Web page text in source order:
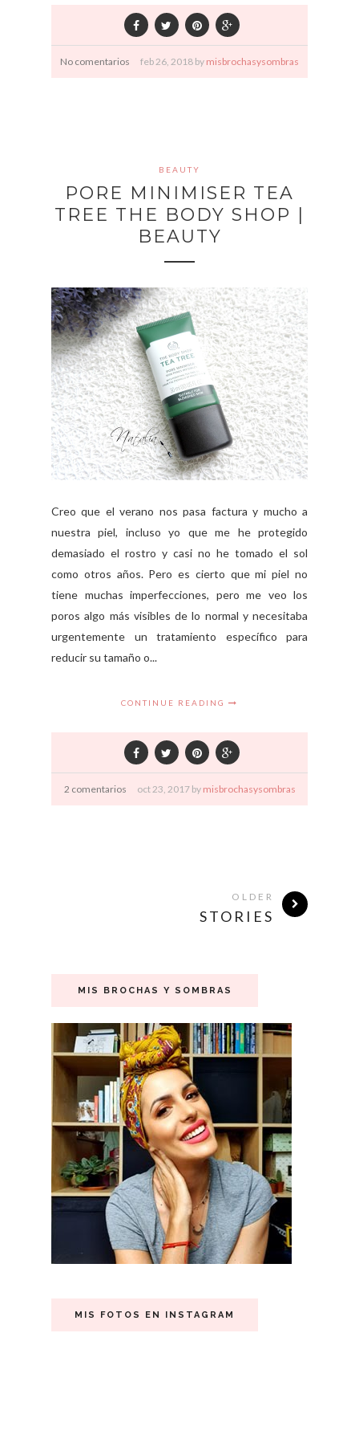
No comentarios feb26, 2018 by misbrochasysombras
BEAUTY
PORE MINIMISER TEA
TREE THE BODY SHOP |
BEAUTY
Creo que el verano nos pasa factura y mucho a
nuestra piel, incluso yo que me he protegido
demasiado el rostro y casi no he tomado el sol
como otros años. Pero es cierto que mi piel no
tiene muchas imperfecciones, pero me veo los
poros algo más visibles de lo normal y necesitaba
urgentemente un tratamiento específico para
reducir su tamaño o...
CONTINUE READING
2 comentarios oct23, 2017 by misbrochasysombras
OLDER
STORIES
MIS BROCHAS Y SOMBRAS
MIS FOTOS EN INSTAGRAM